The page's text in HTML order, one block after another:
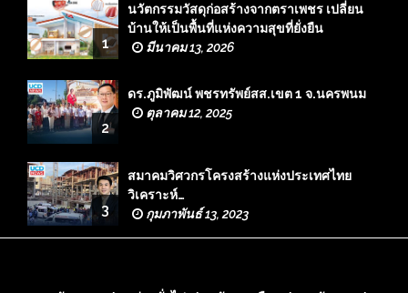
1
นวัตกรรมวัสดุก่อสร้างจากตราเพชร เปลี่ยน
บ้านให้เป็นพื้นที่แห่งความสุขที่ยั่งยืน
มีนาคม 13, 2026
2
ดร.ภูมิพัฒน์ พชรทรัพย์สส.เขต 1 จ.นครพนม
ตุลาคม 12, 2025
3
สมาคมวิศวกรโครงสร้างแห่งประเทศไทย
วิเคราะห์…
กุมภาพันธ์ 13, 2023